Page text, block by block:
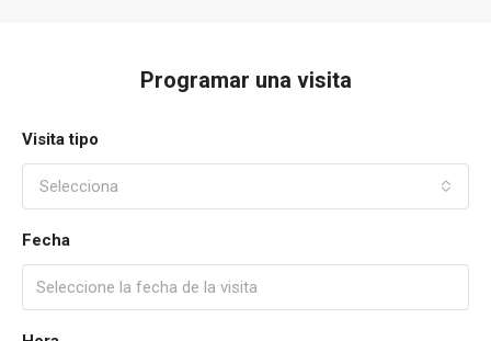
Programar una visita
Visita tipo
Selecciona
Fecha